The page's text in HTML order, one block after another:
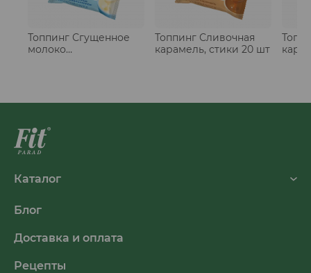
Топпинг Сгущенное
молоко
Топпинг Сливочная
карамель, стики 20 шт
Каталог
Блог
Доставка и оплата
Рецепты